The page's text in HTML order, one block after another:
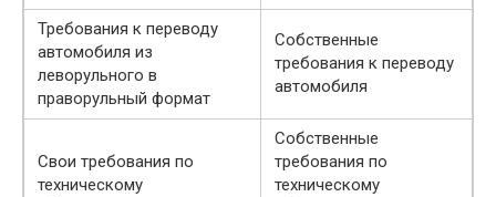
Требования к переводу
автомобиля из
леворульного в
праворульный формат
Собственные
требования к переводу
автомобиля
Свои требования по
техническому
Собственные
требования по
техническому